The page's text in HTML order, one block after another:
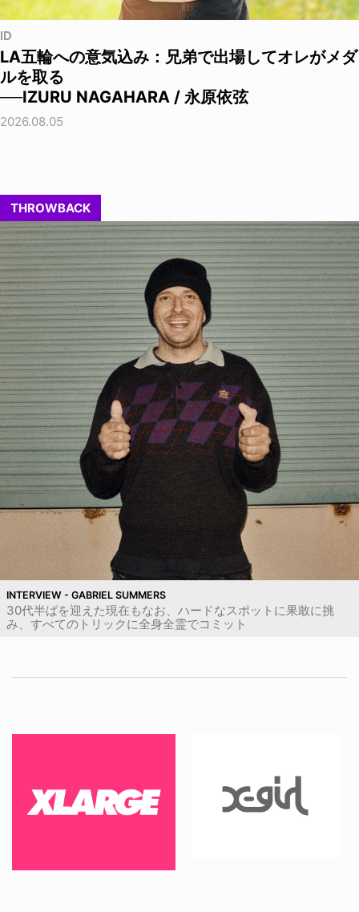
ID
LA五輪への意気込み：兄弟で出場してオレがメダ
ルを取る
──IZURU NAGAHARA / 永原依弦
2026.08.05
THROWBACK
INTERVIEW - GABRIEL SUMMERS
30代半ばを迎えた現在もなお、ハードなスポットに果敢に挑
み、すべてのトリックに全身全霊でコミット